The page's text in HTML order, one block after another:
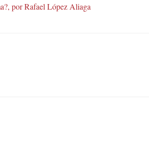
por Rafael López Aliaga